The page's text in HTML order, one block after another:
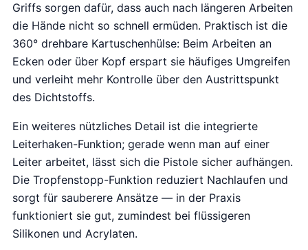
Griffs sorgen dafür, dass auch nach längeren Arbeiten
die Hände nicht so schnell ermüden. Praktisch ist die
360° drehbare Kartuschenhülse: Beim Arbeiten an
Ecken oder über Kopf erspart sie häufiges Umgreifen
und verleiht mehr Kontrolle über den Austrittspunkt
des Dichtstoffs.
Ein weiteres nützliches Detail ist die integrierte
Leiterhaken-Funktion; gerade wenn man auf einer
Leiter arbeitet, lässt sich die Pistole sicher aufhängen.
Die Tropfenstopp-Funktion reduziert Nachlaufen und
sorgt für sauberere Ansätze — in der Praxis
funktioniert sie gut, zumindest bei flüssigeren
Silikonen und Acrylaten.